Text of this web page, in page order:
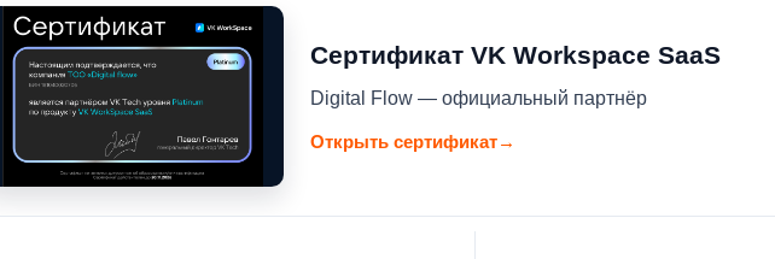
Сертификат VK Workspace SaaS
Digital Flow — официальный партнёр
Открыть сертификат→